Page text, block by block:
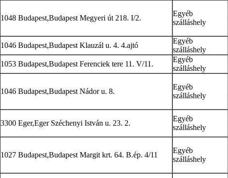
1048 Budapest,Budapest Megyeri út 218. I/2.
Egyéb
szálláshely
1046 Budapest,Budapest Klauzál u. 4. 4.ajtó
Egyéb
szálláshely
1053 Budapest,Budapest Ferenciek tere 11. V/11.
Egyéb
szálláshely
1046 Budapest,Budapest Nádor u. 8.
Egyéb
szálláshely
3300 Eger,Eger Széchenyi István u. 23. 2.
Egyéb
szálláshely
1027 Budapest,Budapest Margit krt. 64. B.ép. 4/11
Egyéb
szálláshely